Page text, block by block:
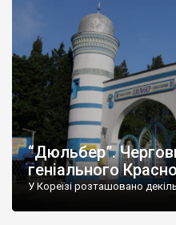
“Дюльбер”.
геніального
У Кореїзі розташовано